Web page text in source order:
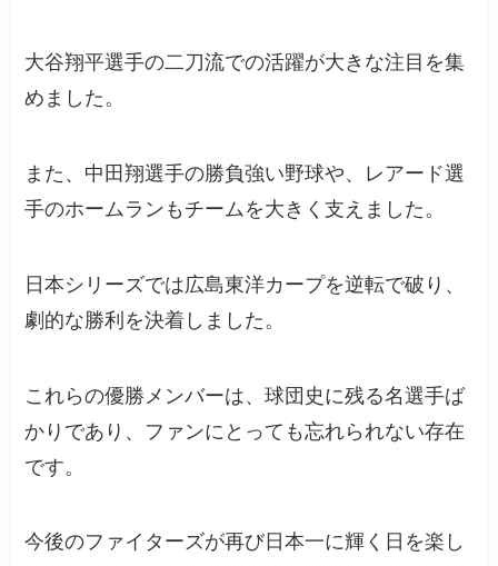
大谷翔平選手の二刀流での活躍が大きな注目を集
めました。
また、中田翔選手の勝負強い野球や、レアード選
手のホームランもチームを大きく支えました。
日本シリーズでは広島東洋カープを逆転で破り、
劇的な勝利を決着しました。
これらの優勝メンバーは、球団史に残る名選手ば
かりであり、ファンにとっても忘れられない存在
です。
今後のファイターズが再び日本一に輝く日を楽し